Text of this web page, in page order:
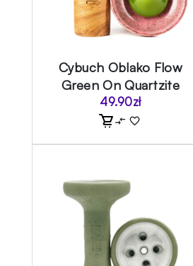
Cybuch Oblako Flow
Green On Quartzite
49.90zł